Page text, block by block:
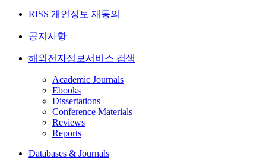
RISS 개인정보 재동의
공지사항
해외전자정보서비스 검색
Academic Journals
Ebooks
Dissertations
Conference Materials
Reviews
Reports
Databases & Journals